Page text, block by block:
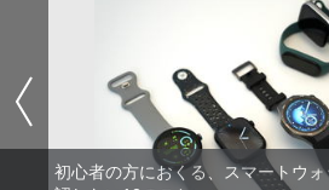
初心者の方におくる、スマートウ